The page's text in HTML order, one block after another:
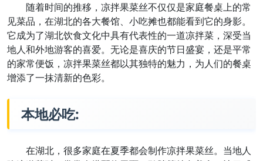
随着时间的推移，凉拌果菜丝不仅仅是家庭餐桌上的常
见菜品，在湖北的各大餐馆、小吃摊也都能看到它的身影。
它成为了湖北饮食文化中具有代表性的一道凉拌菜，深受当
地人和外地游客的喜爱。无论是喜庆的节日盛宴，还是平常
的家常便饭，凉拌果菜丝都以其独特的魅力，为人们的餐桌
增添了一抹清新的色彩。
本地必吃:
在湖北，很多家庭在夏季都会制作凉拌果菜丝。当地人